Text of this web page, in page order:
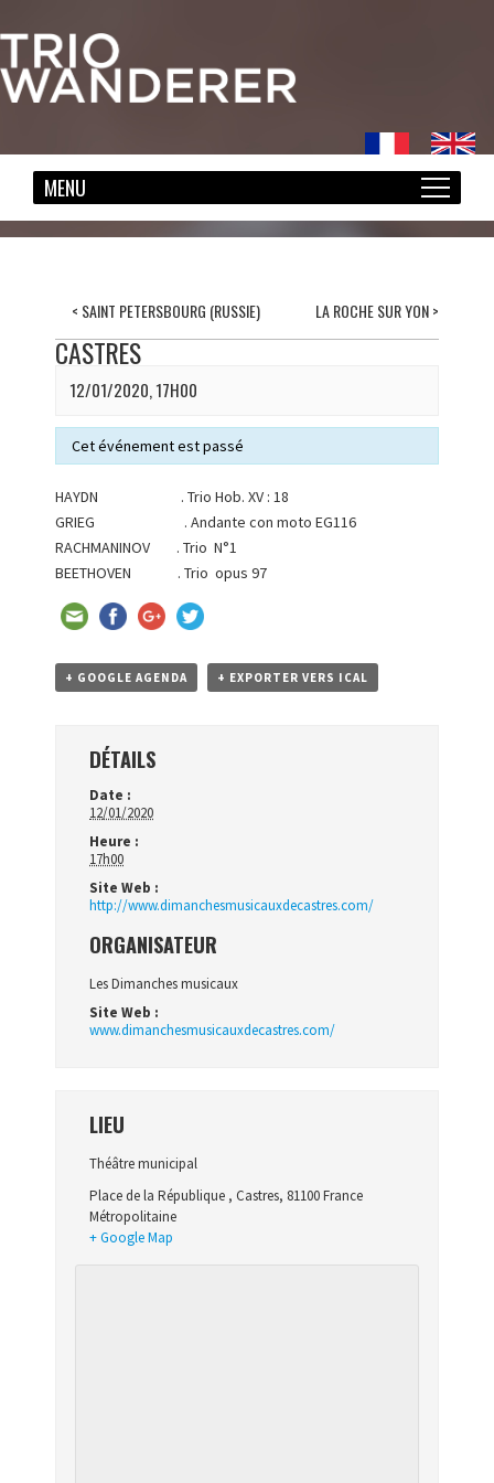
< SAINT PETERSBOURG (RUSSIE) LA ROCHE SUR YON>
CASTRES
12/01/2020, 17H00
Cet événement est passé
HAYDN . Trio Hob. XV : 18
GRIEG . Andante con moto EG116
RACHMANINOV . Trio N°1
BEETHOVEN . Trio opus 97
+ GOOGLE AGENDA + EXPORTER VERS ICAL
DÉTAILS
Date :
12/01/2020
Heure :
17h00
Site Web :
http://www.dimanchesmusicauxdecastres.com/
ORGANISATEUR
Les Dimanches musicaux
Site Web :
www.dimanchesmusicauxdecastres.com/
LIEU
Théâtre municipal
Place de la République , Castres, 81100France
Métropolitaine
+ Google Map